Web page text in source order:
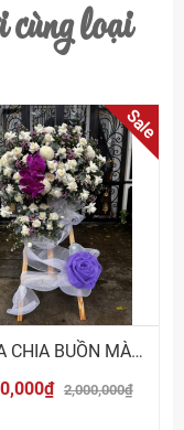
cùng loại
Sale
KỆ HOA CHIA BUỒN MÀU TRẮNG TÍM
2,000,000₫